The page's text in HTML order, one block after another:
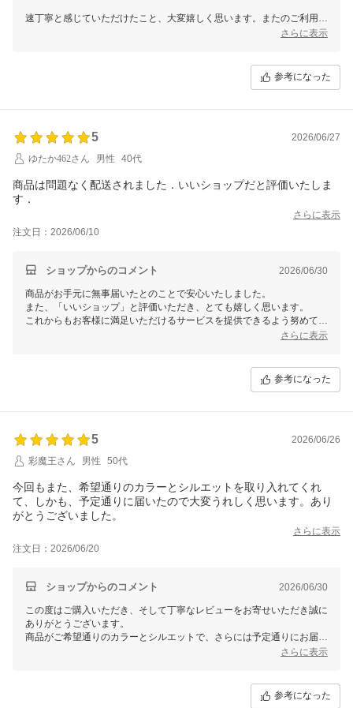
速丁寧と感じていただけたこと、大変嬉しく思います。またのご利用を
心よりお待ちしております。その際もご満足いただけるよう努めてまい
さらに表示
参考になった
5
2026/06/27
ゆたか462さん
男性 40代
商品は問題なく配送されました．いいショップだと評価いたしま
す．
さらに表示
注文日：2026/06/10
ショップからのコメント 2026/06/30
商品がお手元に無事届いたとのことで安心いたしました。
また、「いいショップ」と評価いただき、とても嬉しく思います。
これからもお客様に満足いただけるサービスを提供できるよう努めてま
さらに表示
参考になった
5
2026/06/26
彩魔王さん
男性 50代
今回もまた、希望通りのカラーとシルエットを取り入れてくれ
て、しかも、予定通りに届いたので大変うれしく思います。あり
がとうございました。
さらに表示
注文日：2026/06/20
ショップからのコメント 2026/06/30
この度はご購入いただき、そして丁寧なレビューをお寄せいただき誠に
ありがとうございます。
商品がご希望通りのカラーとシルエットで、さらには予定通りにお届け
に添える商品をお届けできるよう、努力を続けて参ります。引き続きご
愛顧のほどよろしくお願いいたします。何かございましたらいつでもお
さらに表示
参考になった